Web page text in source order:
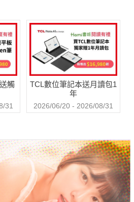
觸
31
TCL數位筆記本送月讀包1
年
2026/06/20 - 2026/08/31